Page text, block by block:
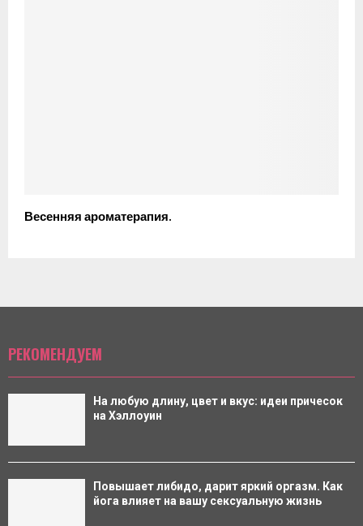
Весенняя ароматерапия.
РЕКОМЕНДУЕМ
На любую длину, цвет и вкус: идеи причесок
на Хэллоуин
Повышает либидо, дарит яркий оргазм. Как
йога влияет на вашу сексуальную жизнь